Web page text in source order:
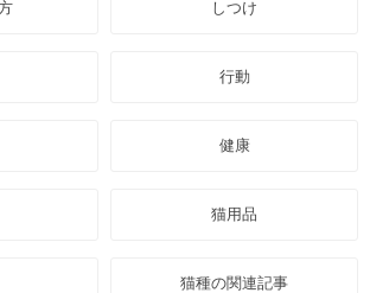
しつけ
行動
健康
猫用品
猫種の関連記事